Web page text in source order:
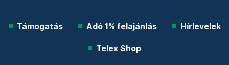
Támogatás Adó 1% felajánlás Hírlevelek
Telex Shop